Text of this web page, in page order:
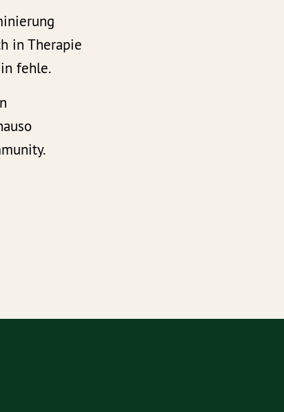
in Therapie
fehle.